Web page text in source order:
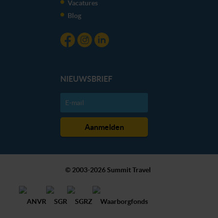
Vacatures
Blog
NIEUWSBRIEF
© 2003-2026 Summit Travel